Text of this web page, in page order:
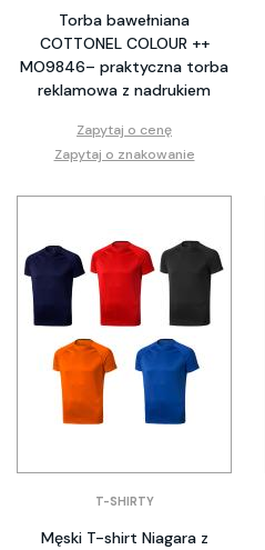
Torba bawełniana
COTTONEL COLOUR ++
MO9846– praktyczna torba
reklamowa z nadrukiem
Zapytaj o cenę
Zapytaj o znakowanie
T-SHIRTY
Męski T-shirt Niagara z